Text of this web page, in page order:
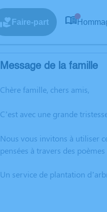
Faire-part
Message de la famille
Chère famille, chers amis,
C’est avec une grande
Nous vous invitons à utiliser
pensées à travers des
Un service de plantation